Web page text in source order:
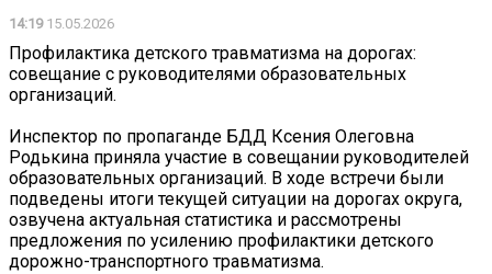
14:1915.05.2026
Профилактика детского травматизма на дорогах:
совещание с руководителями образовательных
организаций.
Инспектор по пропаганде БДД Ксения Олеговна
Родькина приняла участие в совещании руководителей
образовательных организаций. В ходе встречи были
подведены итоги текущей ситуации на дорогах округа,
озвучена актуальная статистика и рассмотрены
предложения по усилению профилактики детского
дорожно-транспортного травматизма.